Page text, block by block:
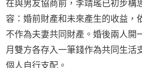
在與男友協商前，李靖瑤已初步構
容：婚前財產和未來產生的收益，
不作為夫妻共同財產。婚後兩人開
月雙方各存入一筆錢作為共同生活
個人自行支配。